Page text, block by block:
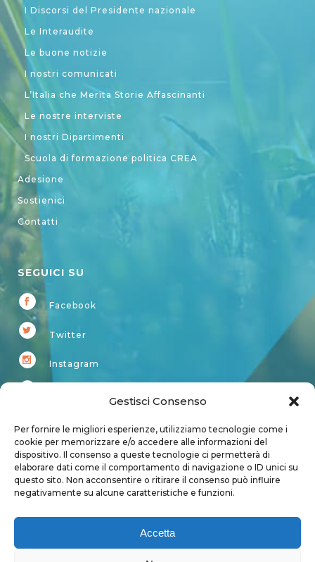
Gestisci Consenso
Per fornire le migliori esperienze, utilizziamo tecnologie come i
cookie per memorizzare e/o accedere alle informazioni del
dispositivo. Il consenso a queste tecnologie ci permetterà di
elaborare dati come il comportamento di navigazione o ID unici su
questo sito. Non acconsentire o ritirare il consenso può influire
negativamente su alcune caratteristiche e funzioni.
Accetta
I Discorsi del Presidente nazionale
Le Interaudite
Le buone notizie
I nostri comunicati
L’Italia che Merita Storie Affascinanti
Le nostre interviste
I nostri Dipartimenti
Scuola di formazione politica CREA
Adesione
Sostienici
Contatti
SEGUICI SU
Facebook
Twitter
Instagram
Account
Login
User page